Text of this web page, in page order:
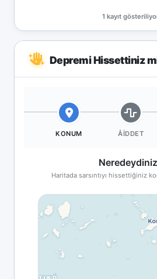
1 kayıt
Depremi Hissettiniz
KONUM ÅIDDET
Haritada sarsıntıyı hissettiğiniz